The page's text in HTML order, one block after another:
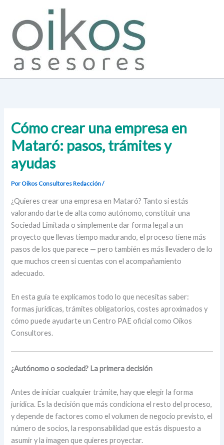
contenido
Cómo crear una empresa en
Mataró: pasos, trámites y
ayudas
Por Oikos ConsultoresRedacción/
¿Quieres crear una empresa en Mataró? Tanto si estás
valorando darte de alta como autónomo, constituir una
Sociedad Limitada o simplemente dar forma legal a un
proyecto que llevas tiempo madurando, el proceso tiene más
pasos de los que parece — pero también es más llevadero de lo
que muchos creen si cuentas con el acompañamiento
adecuado.
En esta guía te explicamos todo lo que necesitas saber:
formas jurídicas, trámites obligatorios, costes aproximados y
cómo puede ayudarte un Centro PAE oficial como Oikos
Consultores.
¿Autónomo o sociedad? La primera decisión
Antes de iniciar cualquier trámite, hay que elegir la forma
jurídica. Es la decisión que más condiciona el resto del proceso,
y depende de factores como el volumen de negocio previsto, el
número de socios, la responsabilidad que estás dispuesto a
asumir y la imagen que quieres proyectar.